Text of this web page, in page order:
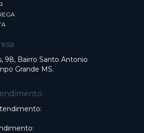
98, Bairro Santo Antonio
Grande MS.